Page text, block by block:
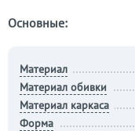
Основные:
Материал
Материал обивки
Материал каркаса
Форма